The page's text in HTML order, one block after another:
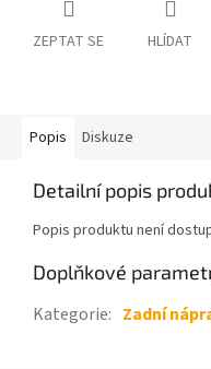
ZEPTAT SE HLÍDAT
Popis Diskuze
Detailní popis
Popis produktu není
Doplňkové
Kategorie: Zadní